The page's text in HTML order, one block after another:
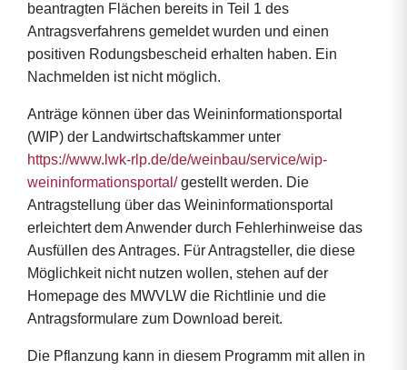
beantragten Flächen bereits in Teil 1 des
Antragsverfahrens gemeldet wurden und einen
positiven Rodungsbescheid erhalten haben. Ein
Nachmelden ist nicht möglich.
Anträge können über das Weininformationsportal
(WIP) der Landwirtschaftskammer unter
https://www.lwk-rlp.de/de/weinbau/service/wip-
weininformationsportal/gestellt werden. Die
Antragstellung über das Weininformationsportal
erleichtert dem Anwender durch Fehlerhinweise das
Ausfüllen des Antrages. Für Antragsteller, die diese
Möglichkeit nicht nutzen wollen, stehen auf der
Homepage des MWVLW die Richtlinie und die
Antragsformulare zum Download bereit.
Die Pflanzung kann in diesem Programm mit allen in